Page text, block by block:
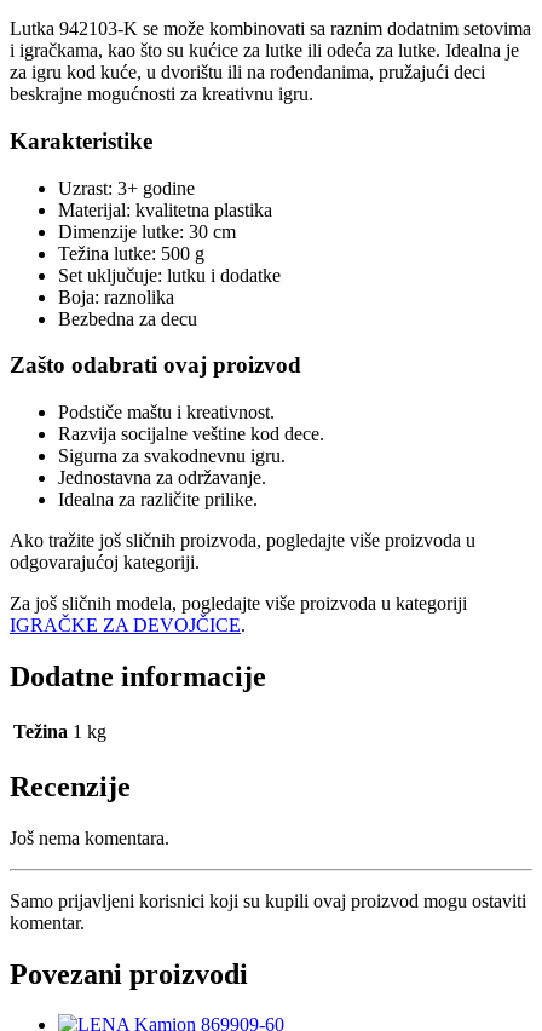
Lutka 942103-K se može kombinovati sa raznim dodatnim setovima
i igračkama, kao što su kućice za lutke ili odeća za lutke. Idealna je
za igru kod kuće, u dvorištu ili na rođendanima, pružajući deci
beskrajne mogućnosti za kreativnu igru.
Karakteristike
Uzrast: 3+ godine
Materijal: kvalitetna plastika
Dimenzije lutke: 30 cm
Težina lutke: 500 g
Set uključuje: lutku i dodatke
Boja: raznolika
Bezbedna za decu
Zašto odabrati ovaj proizvod
Podstiče maštu i kreativnost.
Razvija socijalne veštine kod dece.
Sigurna za svakodnevnu igru.
Jednostavna za održavanje.
Idealna za različite prilike.
Ako tražite još sličnih proizvoda, pogledajte više proizvoda u
odgovarajućoj kategoriji.
Za još sličnih modela, pogledajte više proizvoda u kategoriji
IGRAČKE ZA DEVOJČICE.
Dodatne informacije
Težina 1 kg
Recenzije
Još nema komentara.
Samo prijavljeni korisnici koji su kupili ovaj proizvod mogu ostaviti
komentar.
Povezani proizvodi